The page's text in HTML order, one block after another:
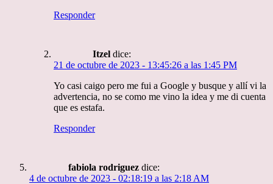
Responder
Itzel dice:
21 de octubre de 2023 - 13:45:26 a las 1:45 PM
Yo casi caigo pero me fui a Google y busque y allí vi la
advertencia, no se como me vino la idea y me di cuenta
que es estafa.
Responder
fabiola rodriguez dice:
4 de octubre de 2023 - 02:18:19 a las 2:18 AM